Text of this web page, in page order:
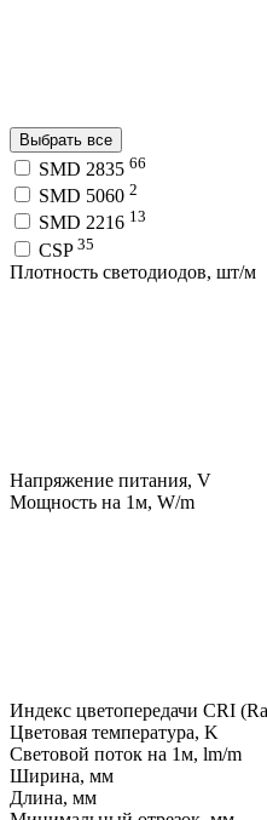
Выбрать все
SMD 2835 66
SMD 5060 2
SMD 2216 13
CSP 35
Плотность светодиодов, шт/м
Напряжение питания, V
Мощность на 1м, W/m
Индекс цветопередачи CRI
Цветовая температура, K
Световой поток на 1м, lm/m
Ширина, мм
Длина, мм